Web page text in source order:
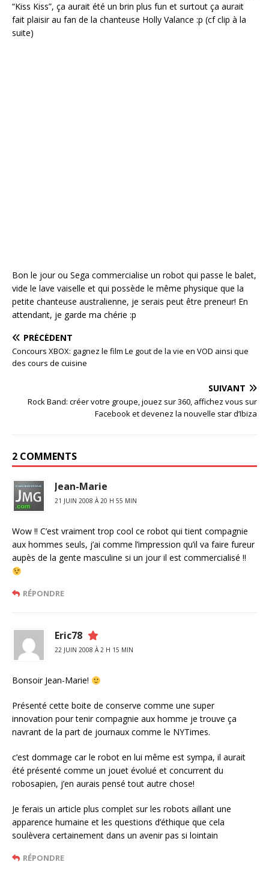
“Kiss Kiss”, ça aurait été un brin plus fun et surtout ça aurait
fait plaisir au fan de la chanteuse Holly Valance :p (cf clip à la
suite)
Bon le jour ou Sega commercialise un robot qui passe le balet,
vide le lave vaiselle et qui possède le même physique que la
petite chanteuse australienne, je serais peut être preneur! En
attendant, je garde ma chérie :p
PRÉCÉDENT
Concours XBOX: gagnez le film Le gout de la vie en VOD ainsi que
des cours de cuisine
SUIVANT
Rock Band: créer votre groupe, jouez sur 360, affichez vous sur
Facebook et devenez la nouvelle star d’Ibiza
2 COMMENTS
Jean-Marie
21 JUIN 2008 À 20 H 55 MIN
Wow !! C’est vraiment trop cool ce robot qui tient compagnie
aux hommes seuls, j’ai comme l’impression qu’il va faire fureur
aupès de la gente masculine si un jour il est commercialisé !!
RÉPONDRE
Eric78
22 JUIN 2008 À 2 H 15 MIN
Bonsoir Jean-Marie!
Présenté cette boite de conserve comme une super
innovation pour tenir compagnie aux homme je trouve ça
navrant de la part de journaux comme le NYTimes.
c’est dommage car le robot en lui même est sympa, il aurait
été présenté comme un jouet évolué et concurrent du
robosapien, j’en aurais pensé tout autre chose!
Je ferais un article plus complet sur les robots aillant une
apparence humaine et les questions d’éthique que cela
soulèvera certainement dans un avenir pas si lointain
RÉPONDRE